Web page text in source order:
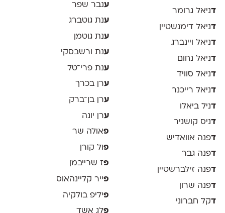
דניאל גרומר
דניאל דימנשטיין
דניאל ויינברג
דניאל נחום
דניאל סוויד
דניאל רייכנר
דניל ביאלו
דניס קושניר
דפנה אוואדיש
דפנה גבר
דפנה זילברשטיין
דפנה שרון
דקל חברוני
ענבר שפר
ענת גוטברג
ענת גוטמן
ענת ורשבסקי
ענת פרי־טל
ערן בכרך
ערן בן־ברק
ערן יונה
פאולה שר
פ ול קורן
פז שרייבמן
פייר קליינהאוס
פיליפ בולקיה
פלג אשד